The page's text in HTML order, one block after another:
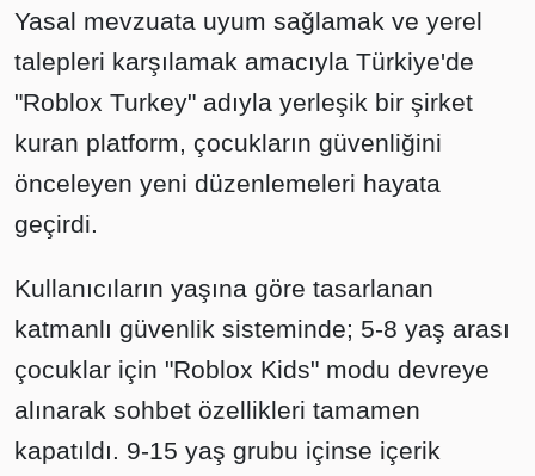
Yasal mevzuata uyum sağlamak ve yerel
talepleri karşılamak amacıyla Türkiye'de
"Roblox Turkey" adıyla yerleşik bir şirket
kuran platform, çocukların güvenliğini
önceleyen yeni düzenlemeleri hayata
geçirdi.
Kullanıcıların yaşına göre tasarlanan
katmanlı güvenlik sisteminde; 5-8 yaş arası
çocuklar için "Roblox Kids" modu devreye
alınarak sohbet özellikleri tamamen
kapatıldı. 9-15 yaş grubu içinse içerik